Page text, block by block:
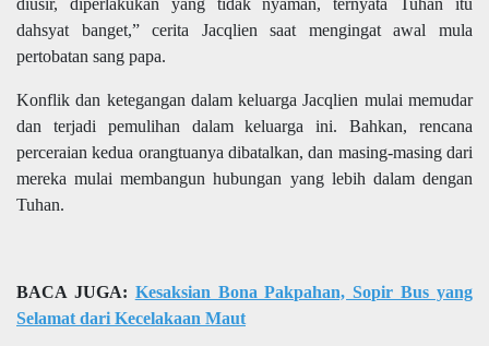
diusir, diperlakukan yang tidak nyaman, ternyata Tuhan itu
dahsyat banget,” cerita Jacqlien saat mengingat awal mula
pertobatan sang papa.
Konflik dan ketegangan dalam keluarga Jacqlien mulai memudar
dan terjadi pemulihan dalam keluarga ini. Bahkan, rencana
perceraian kedua orangtuanya dibatalkan, dan masing-masing dari
mereka mulai membangun hubungan yang lebih dalam dengan
Tuhan.
BACA JUGA: Kesaksian Bona Pakpahan, Sopir Bus yang
Selamat dari Kecelakaan Maut